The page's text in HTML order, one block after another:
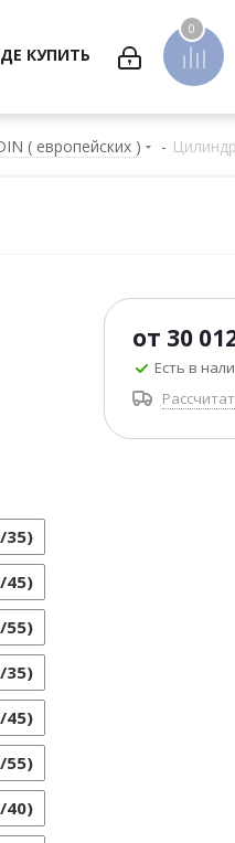
0
КУПИТЬ
( европейских ) -
от 30
Есть в
35)
45)
55)
35)
45)
55)
40)